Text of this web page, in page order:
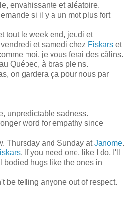
envahissante et aléatoire.
si il y a un mot plus fort
tout le week end, jeudi et
vendredi et samedi chez Fiskars et
moi, je vous ferai des câlins.
Québec, à bras pleins.
on gardera ça pour nous par
unpredictable sadness.
word for empathy since
Thursday and Sunday atJanome,
. If you need one, like I do, I'll
bodied hugs like the ones in
be telling anyone out of respect.